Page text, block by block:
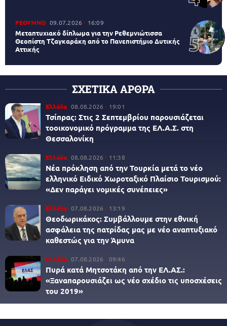
ΡΕΘΥΜΝΟ 09.07.2026 16:09
Μεταπτυχιακό δίπλωμα για την Ρεθεμνιώτισσα
Θεοπίστη Τζαγκαράκη από το Πανεπιστήμιο Δυτικής
Αττικής
ΣΧΕΤΙΚΑ ΑΡΘΡΑ
Ελλάδα 08.08.2026 19:01
Τσίπρας: Στις 2 Σεπτεμβρίου παρουσιάζεται
τοοικονομικό πρόγραμμα της ΕΛ.Α.Σ. στη
Θεσσαλονίκη
Ελλάδα 08.08.2026 11:38
Νέα πρόκληση από την Τουρκία μετά το νέο
ελληνικό Ειδικό Χωροταξικό Πλαίσιο Τουρισμού:
«Δεν παράγει νομικές συνέπειες»
Ελλάδα 07.08.2026 13:19
Θεοδωρικάκος: Συμβάλλουμε στην εθνική
ασφάλεια της πατρίδας μας με νέο αναπτυξιακό
καθεστώς για την Άμυνα
Ελλάδα 07.08.2026 09:46
Πυρά κατά Μητσοτάκη από την ΕΛ.ΑΣ.:
«Ξαναπαρουσιάζει ως νέο σχέδιο τις υποσχέσεις
του 2019»